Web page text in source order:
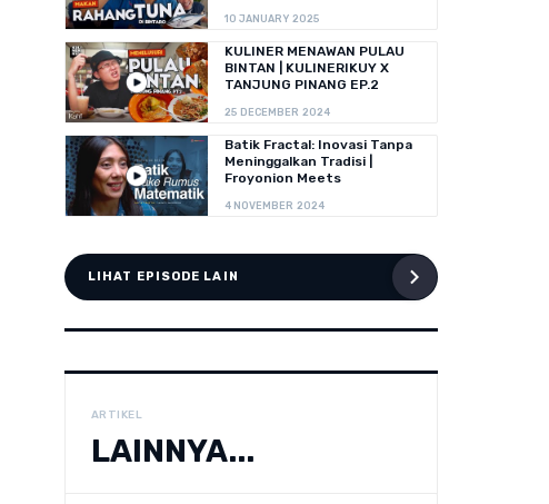
10 JANUARY 2025
KULINER MENAWAN PULAU
BINTAN | KULINERIKUY X
TANJUNG PINANG EP.2
25 DECEMBER 2024
Batik Fractal: Inovasi Tanpa
Meninggalkan Tradisi |
Froyonion Meets
4 NOVEMBER 2024
LIHAT EPISODE LAIN
ARTIKEL
LAINNYA...